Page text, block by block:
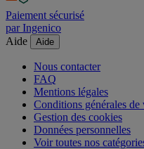
Paiement sécurisé
par Ingenico
Aide
Aide
Nous contacter
FAQ
Mentions légales
Conditions générales de
Gestion des cookies
Données personnelles
Voir toutes nos